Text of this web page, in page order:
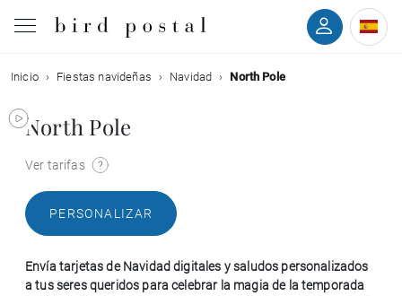
Boda
Nacimiento
Comunión
Condolencias
Inicio Fiestas navideñas Navidad North Pole
North Pole
Ver tarifas
PERSONALIZAR
Envía tarjetas de Navidad digitales y saludos personalizados
a tus seres queridos para celebrar la magia de la temporada